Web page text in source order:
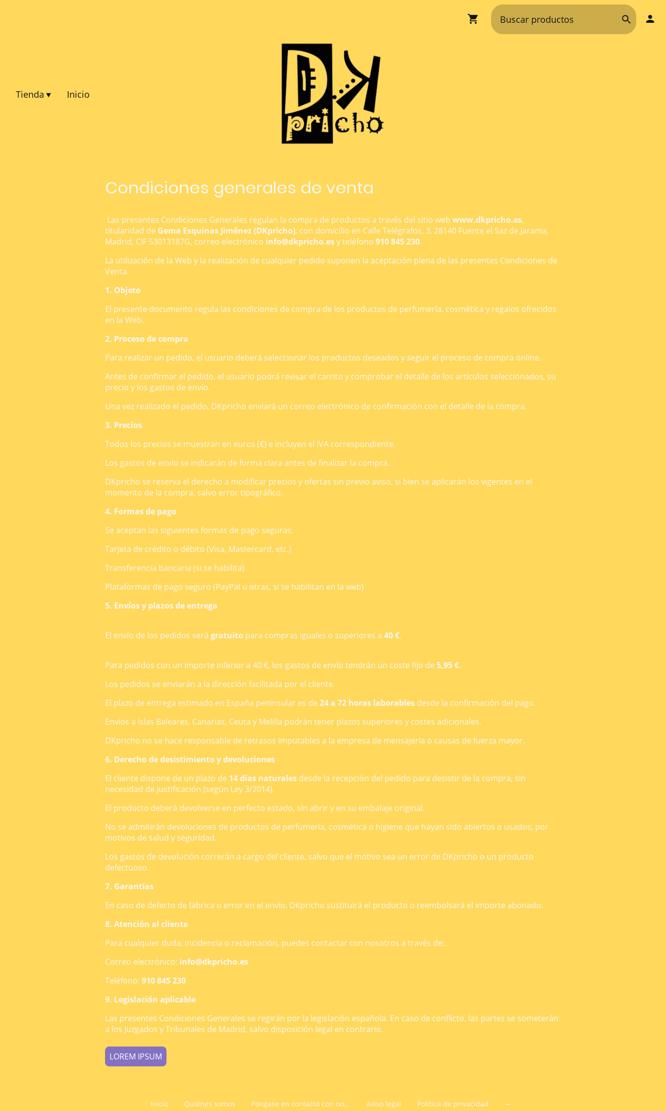
Tienda Inicio
Condiciones generales de venta
Las presentes Condiciones Generales regulan la compra de productos a través del sitio web www.dkpricho.es,
titularidad de Gema Esquinas Jiménez (DKpricho), con domicilio en Calle Telégrafos, 3, 28140 Fuente el Saz de Jarama,
Madrid, CIF 53013187G, correo electrónico info@dkpricho.esy teléfono 910 845 230.
La utilización de la Web y la realización de cualquier pedido suponen la aceptación plena de las presentes Condiciones de
Venta.
1. Objeto
El presente documento regula las condiciones de compra de los productos de perfumería, cosmética y regalos ofrecidos
en la Web.
2. Proceso de compra
Para realizar un pedido, el usuario deberá seleccionar los productos deseados y seguir el proceso de compra online.
Antes de confirmar el pedido, el usuario podrá revisar el carrito y comprobar el detalle de los artículos seleccionados, su
precio y los gastos de envío.
Una vez realizado el pedido, DKpricho enviará un correo electrónico de confirmación con el detalle de la compra.
3. Precios
Todos los precios se muestran en euros (€) e incluyen el IVA correspondiente.
Los gastos de envío se indicarán de forma clara antes de finalizar la compra.
DKpricho se reserva el derecho a modificar precios y ofertas sin previo aviso, si bien se aplicarán los vigentes en el
momento de la compra, salvo error tipográfico.
4. Formas de pago
Se aceptan las siguientes formas de pago seguras:
Tarjeta de crédito o débito (Visa, Mastercard, etc.)
Transferencia bancaria (si se habilita)
Plataformas de pago seguro (PayPal u otras, si se habilitan en la web)
5. Envíos y plazos de entrega
El envío de los pedidos será gratuito para compras iguales o superiores a 40 €.
Para pedidos con un importe inferior a 40 €, los gastos de envío tendrán un coste fijo de 5,95 €.
Los pedidos se enviarán a la dirección facilitada por el cliente.
El plazo de entrega estimado en España peninsular es de 24 a 72 horas laborables desde la confirmación del pago.
Envíos a Islas Baleares, Canarias, Ceuta y Melilla podrán tener plazos superiores y costes adicionales.
DKpricho no se hace responsable de retrasos imputables a la empresa de mensajería o causas de fuerza mayor.
6. Derecho de desistimiento y devoluciones
El cliente dispone de un plazo de 14 días naturales desde la recepción del pedido para desistir de la compra, sin
necesidad de justificación (según Ley 3/2014).
El producto deberá devolverse en perfecto estado, sin abrir y en su embalaje original.
No se admitirán devoluciones de productos de perfumería, cosmética o higiene que hayan sido abiertos o usados, por
motivos de salud y seguridad.
Los gastos de devolución correrán a cargo del cliente, salvo que el motivo sea un error de DKpricho o un producto
defectuoso.
7. Garantías
En caso de defecto de fábrica o error en el envío, DKpricho sustituirá el producto o reembolsará el importe abonado.
8. Atención al cliente
Para cualquier duda, incidencia o reclamación, puedes contactar con nosotros a través de:
Correo electrónico: info@dkpricho.es
Teléfono: 910 845 230
9. Legislación aplicable
Las presentes Condiciones Generales se regirán por la legislación española. En caso de conflicto, las partes se someterán
a los Juzgados y Tribunales de Madrid, salvo disposición legal en contrario.
LOREM IPSUM
Inicio Quiénes somos Póngase en contacto con nosotros Aviso legal Política de privacidad